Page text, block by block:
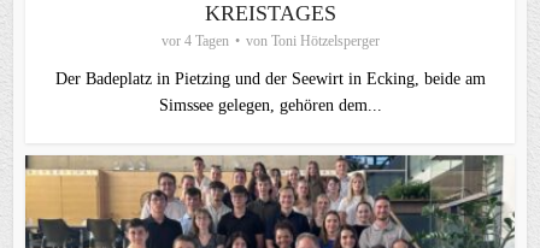
KREISTAGES
vor 4 Tagen von Toni Hötzelsperger
Der Badeplatz in Pietzing und der Seewirt in Ecking, beide am
Simssee gelegen, gehören dem...